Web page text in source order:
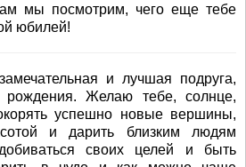
мы посмотрим, чего еще тебе
юбилей!
и лучшая подруга,
Желаю тебе, солнце,
успешно новые вершины,
и дарить близким людям
своих целей и быть